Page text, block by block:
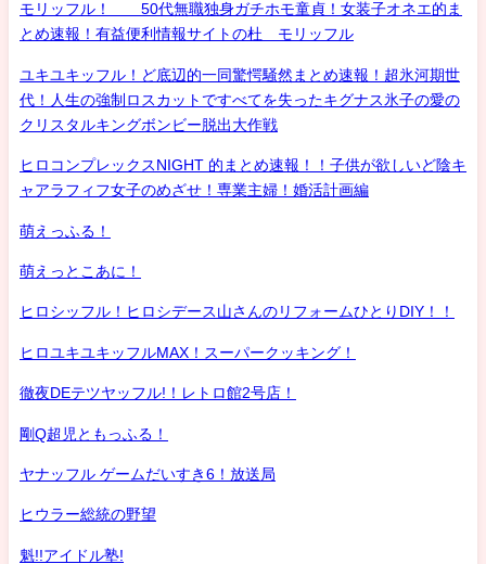
モリッフル！ 50代無職独身ガチホモ童貞！女装子オネエ的ま
とめ速報！有益便利情報サイトの杜 モリッフル
ユキユキッフル！ど底辺的一同驚愕騒然まとめ速報！超氷河期世
代！人生の強制ロスカットですべてを失ったキグナス氷子の愛の
クリスタルキングボンビー脱出大作戦
ヒロコンプレックスNIGHT 的まとめ速報！！子供が欲しいど陰キ
ャアラフィフ女子のめざせ！専業主婦！婚活計画編
萌えっふる！
萌えっとこあに！
ヒロシッフル！ヒロシデース山さんのリフォームひとりDIY！！
ヒロユキユキッフルMAX！スーパークッキング！
徹夜DEテツヤッフル!！レトロ館2号店！
剛Q超児ともっふる！
ヤナッフル ゲームだいすき6！放送局
ヒウラー総統の野望
魁!!アイドル塾!